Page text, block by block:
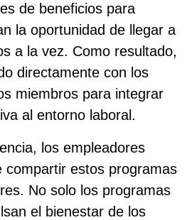
de beneficios para
la oportunidad de llegar a
a la vez. Como resultado,
directamente con los
miembros para integrar
al entorno laboral.
los empleadores
compartir estos programas
No solo los programas
el bienestar de los